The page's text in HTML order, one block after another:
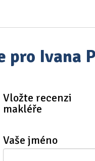
pro Ivana
Vložte recenzi
makléře
Vaše jméno